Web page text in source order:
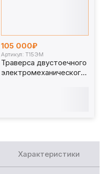
105 000₽
Артикул: Т15ЭМ
Траверса двустоечного
электромеханического
Характеристики